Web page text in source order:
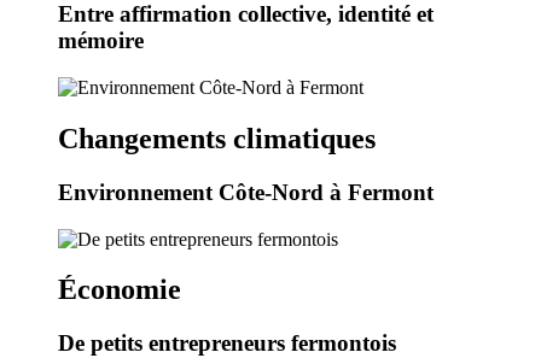
Entre affirmation collective, identité et
mémoire
Changements climatiques
Environnement Côte-Nord à Fermont
Économie
De petits entrepreneurs fermontois